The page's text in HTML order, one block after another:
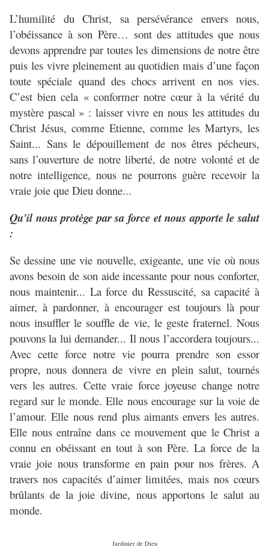
L’humilité du Christ, sa persévérance envers nous,
l’obéissance à son Père… sont des attitudes que nous
devons apprendre par toutes les dimensions de notre être
puis les vivre pleinement au quotidien mais d’une façon
toute spéciale quand des chocs arrivent en nos vies.
C’est bien cela « conformer notre cœur à la vérité du
mystère pascal » : laisser vivre en nous les attitudes du
Christ Jésus, comme Etienne, comme les Martyrs, les
Saint... Sans le dépouillement de nos êtres pécheurs,
sans l’ouverture de notre liberté, de notre volonté et de
notre intelligence, nous ne pourrons guère recevoir la
vraie joie que Dieu donne...
Qu'il nous protège par sa force et nous apporte le salut
:
Se dessine une vie nouvelle, exigeante, une vie où nous
avons besoin de son aide incessante pour nous conforter,
nous maintenir... La force du Ressuscité, sa capacité à
aimer, à pardonner, à encourager est toujours là pour
nous insuffler le souffle de vie, le geste fraternel. Nous
pouvons la lui demander... Il nous l’accordera toujours...
Avec cette force notre vie pourra prendre son essor
propre, nous donnera de vivre en plein salut, tournés
vers les autres. Cette vraie force joyeuse change notre
regard sur le monde. Elle nous encourage sur la voie de
l’amour. Elle nous rend plus aimants envers les autres.
Elle nous entraîne dans ce mouvement que le Christ a
connu en obéissant en tout à son Père. La force de la
vraie joie nous transforme en pain pour nos frères. A
travers nos capacités d’aimer limitées, mais nos cœurs
brûlants de la joie divine, nous apportons le salut au
monde.
Jardinier de Dieu